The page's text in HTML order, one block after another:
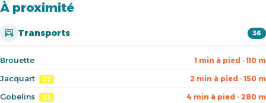
À proximité
Transports 36
Brouette 1 min à pied · 110 m
Jacquart U2 2 min à pied · 150 m
Gobelins U2 4 min à pied · 280 m